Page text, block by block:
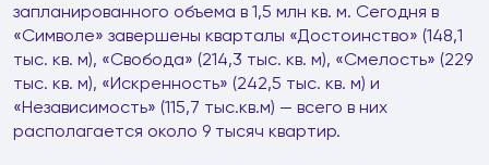
запланированного объема в 1,5 млн кв. м. Сегодня в
«Символе» завершены кварталы «Достоинство» (148,1
тыс. кв. м), «Свобода» (214,3 тыс. кв. м), «Смелость» (229
тыс. кв. м), «Искренность» (242,5 тыс. кв. м) и
«Независимость» (115,7 тыс.кв.м) — всего в них
располагается около 9 тысяч квартир.